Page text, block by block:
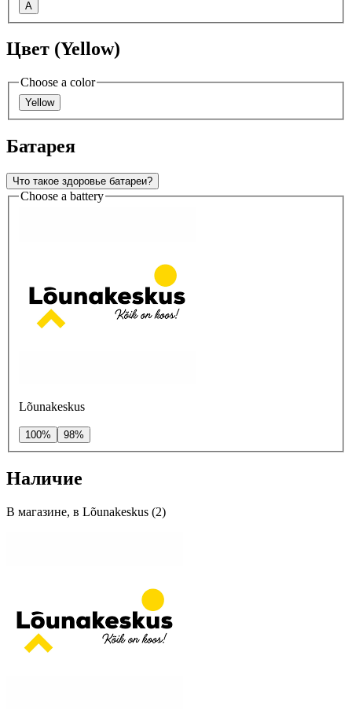
A
Цвет (Yellow)
Choose a color
Yellow
Батарея
Что такое здоровье батареи?
Choose a battery
Lõunakeskus
100% 98%
Наличие
В магазине, в Lõunakeskus (2)